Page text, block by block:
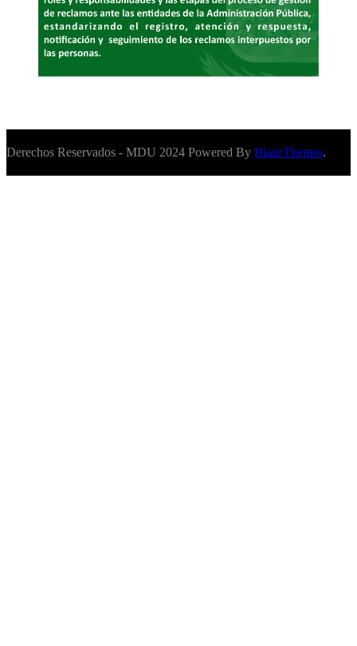
Derechos Reservados - MDU 2024 Powered By BlazeThemes.